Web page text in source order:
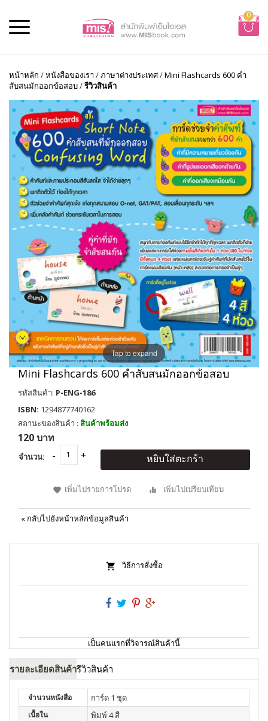
0
หน้าหลัก /หนังสือของเรา /ภาษาต่างประเทศ/Mini Flashcards 600 คำ
สับสนมักออกข้อสอบ/รีวิวสินค้า
Tap to expand
Mini Flashcards 600 คำสับสนมักออกข้อสอบ
รหัสสินค้า: P-ENG-186
ISBN: 1294877740162
สถานะของสินค้า : สินค้าพร้อมส่ง
120 บาท
จำนวน: หยิบใส่ตะกร้า
เพิ่มไปรายการโปรด เพิ่มไปเปรียบเทียบ
« กลับไปยังหน้าหลักข้อมูลสินค้า
วิธีการสั่งซื้อ
เป็นคนแรกที่วิจารณ์สินค้านี้
รายละเอียดสินค้ารีวิวสินค้า
จำนวนหนังสือ การ์ด 1 ชุด
เนื้อใน พิมพ์ 4 สี